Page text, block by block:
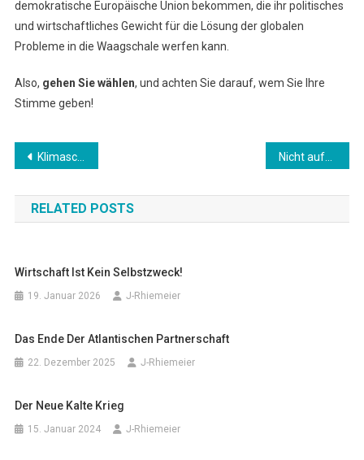
demokratische Europäische Union bekommen, die ihr politisches
und wirtschaftliches Gewicht für die Lösung der globalen
Probleme in die Waagschale werfen kann.
Also, gehen Sie wählen, und achten Sie darauf, wem Sie Ihre
Stimme geben!
Beitragsnavigation
Klimaschutz braucht Demokratie braucht Klimaschutz
RELATED POSTS
Wirtschaft Ist Kein Selbstzweck!
19. Januar 2026 J-Rhiemeier
Das Ende Der Atlantischen Partnerschaft
22. Dezember 2025 J-Rhiemeier
Der Neue Kalte Krieg
15. Januar 2024 J-Rhiemeier